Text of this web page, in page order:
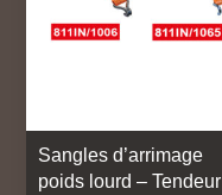
Sangles d’arrimage
poids lourd – Tendeur